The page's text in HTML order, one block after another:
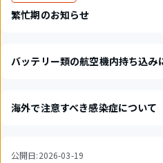
繁忙期のお知らせ
バッテリー類の航空機内持ち込み
海外で注意すべき感染症について
公開日:2026-03-19